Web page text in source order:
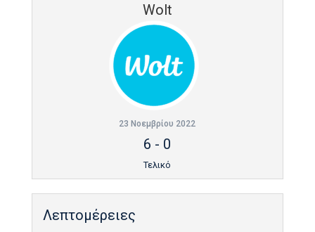
Wolt
23 Νοεμβρίου 2022
6 - 0
Τελικό
Λεπτομέρειες